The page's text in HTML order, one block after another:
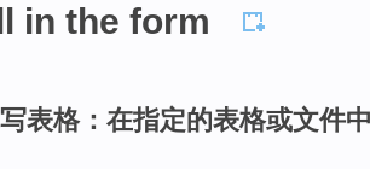
in the form
表格：在指定的表格或文件